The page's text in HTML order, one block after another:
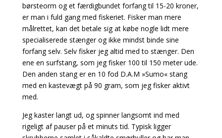
børsteorm og et færdigbundet forfang til 15-20 kroner,
er man i fuld gang med fiskeriet. Fisker man mere
målrettet, kan det betale sig at købe nogle lidt mere
specialiserede stænger og ikke mindst binde sine
forfang selv. Selv fisker jeg altid med to stænger. Den
ene en surfstang, som jeg fisker 100 til 150 meter ude.
Den anden stang er en 10 fod D.A.M »Sumo« stang
med en kastevægt på 90 gram, som jeg fisker aktivt
med.
Jeg kaster langt ud, og spinner langsomt ind med
rigeligt af pauser på et minuts tid. Typisk ligger